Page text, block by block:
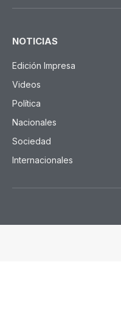
NOTICIAS
Edición Impresa
Videos
Política
Nacionales
Sociedad
Internacionales